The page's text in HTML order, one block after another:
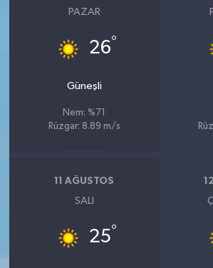
PAZAR
26°
Güneşli
Nem: %71
Rüzgar: 8.89 m/s
11 AĞUSTOS
SALI
25°